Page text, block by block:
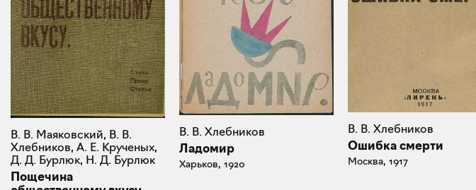
В. В. Маяковский, В. В.
Хлебников, А. Е. Крученых,
Д. Д. Бурлюк, Н. Д. Бурлюк
Пощечина
В. В. Хлебников
Ладомир
Харьков, 1920
В. В. Хлебников
Ошибка смерти
Москва, 1917